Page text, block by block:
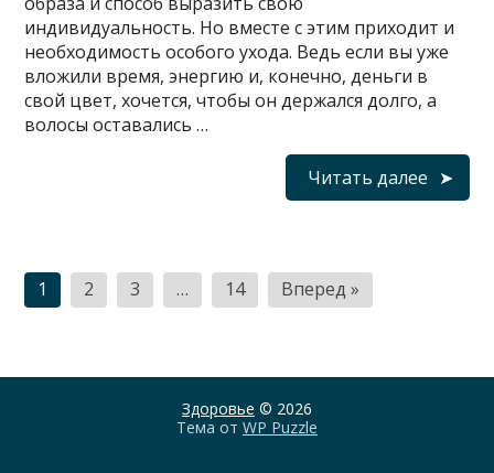
индивидуальность. Но вместе с этим приходит и
необходимость особого ухода. Ведь если вы уже
вложили время, энергию и, конечно, деньги в
свой цвет, хочется, чтобы он держался долго, а
волосы оставались …
Читать далее
Пагинация
записей
1 2 3 … 14 Вперед »
Здоровье © 2026
Тема от WP Puzzle